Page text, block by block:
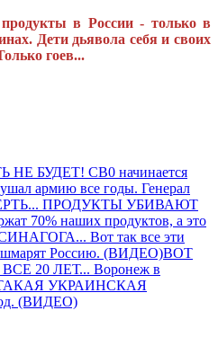
в России - только в
Дети дьявола себя и своих
гоев...
БУДЕТ! СВ0 начинается
армию все годы. Генерал
ПРОДУКТЫ УБИВАЮТ
70% наших продуктов, а это
Вот так все эти
Россию. (ВИДЕО)ВОТ
20 ЛЕТ... Воронеж в
УКРАИНСКАЯ
(ВИДЕО)